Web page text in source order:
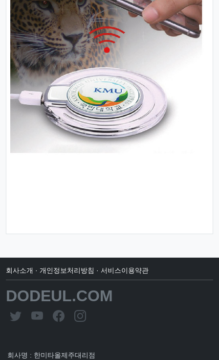
회사소개 · 개인정보처리방침 · 서비스이용약관
DODEUL.COM
회사명 : 한미타올제주대리점